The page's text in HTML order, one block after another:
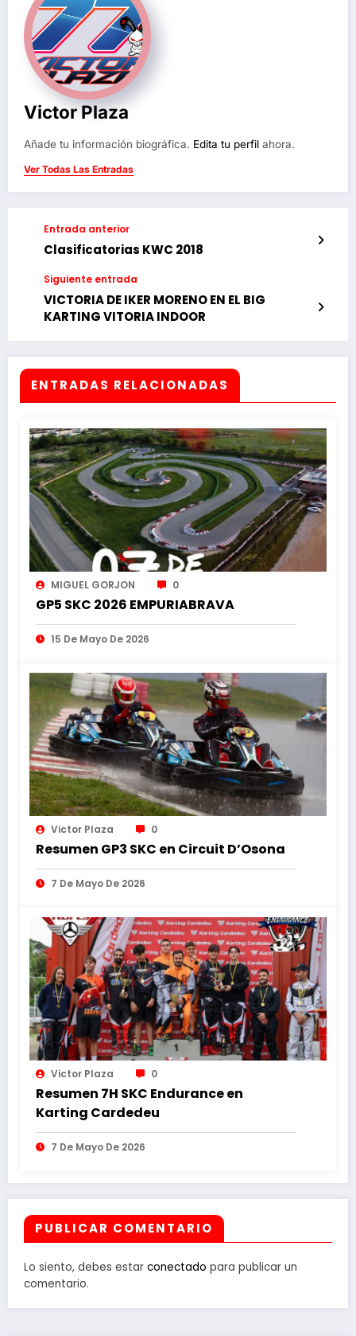
Victor Plaza
Añade tu información biográfica. Edita tu perfil ahora.
Ver Todas Las Entradas
Entrada anterior
Clasificatorias KWC 2018
Siguiente entrada
VICTORIA DE IKER MORENO EN EL BIG
KARTING VITORIA INDOOR
ENTRADAS RELACIONADAS
MIGUEL GORJON 0
GP5 SKC 2026 EMPURIABRAVA
15 De Mayo De 2026
Victor Plaza 0
Resumen GP3 SKC en Circuit D’Osona
7 De Mayo De 2026
Victor Plaza 0
Resumen 7H SKC Endurance en
Karting Cardedeu
7 De Mayo De 2026
PUBLICAR COMENTARIO
Lo siento, debes estar conectado para publicar un
comentario.